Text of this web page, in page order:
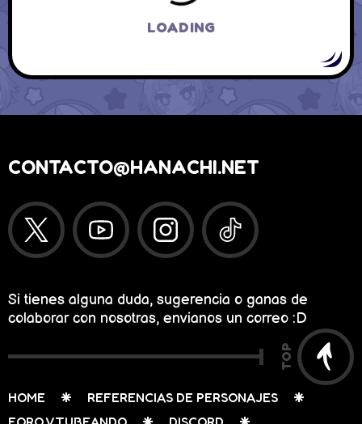
LOADING
CONTACTO@HANACHI.NET
Si tienes alguna duda, sugerencia o ganas de
colaborar con nosotras, envianos un correo :D
TOP
HOME
REFERENCIAS DE PERSONAJES